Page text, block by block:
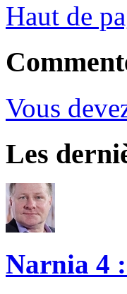
Haut de
Vous
Les
Narnia 4